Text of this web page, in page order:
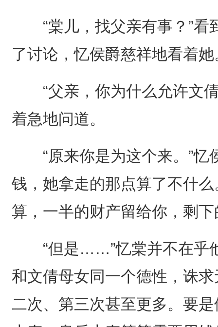
“棠儿，找父亲有事？”看
了讨论，忆侯爵慈祥地看着她
“父亲，你为什么允许文倩
着急地问道。
“原来你是为这个来。”忆
钱，她拿走的那点算了不什
算，一半的财产留给你，剩
“但是……”忆棠并不在乎他
和文倩母女同一个德性，诛
二次、第三次甚至更多。要